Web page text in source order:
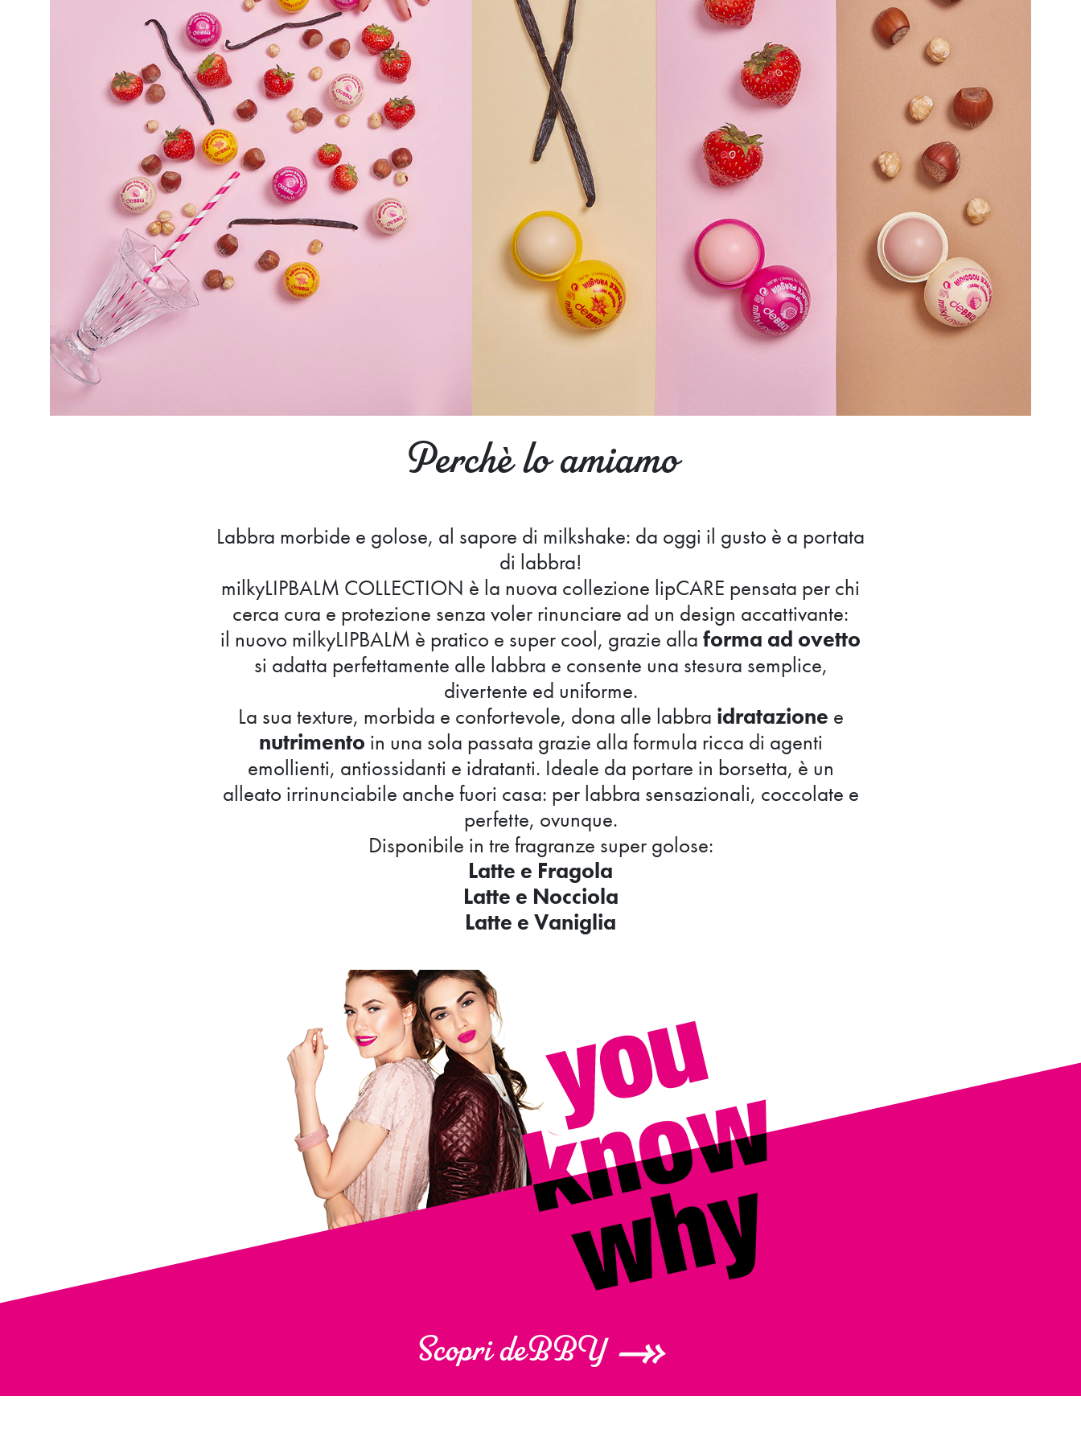
Perchè lo amiamo
Labbra morbide e golose, al sapore di milkshake: da oggi il gusto è a portata
di labbra!
milkyLIPBALM COLLECTION è la nuova collezione lipCARE pensata per chi
cerca cura e protezione senza voler rinunciare ad un design accattivante:
il nuovo milkyLIPBALM è pratico e super cool, grazie alla forma ad ovetto
si adatta perfettamente alle labbra e consente una stesura semplice,
divertente ed uniforme.
La sua texture, morbida e confortevole, dona alle labbra idratazione e
nutrimento in una sola passata grazie alla formula ricca di agenti
emollienti, antiossidanti e idratanti. Ideale da portare in borsetta, è un
alleato irrinunciabile anche fuori casa: per labbra sensazionali, coccolate e
perfette, ovunque.
Disponibile in tre fragranze super golose:
Latte e Fragola
Latte e Nocciola
Latte e Vaniglia
Scopri deBBY